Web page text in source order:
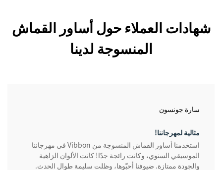
شهادات العملاء حول أساور القماش
المنسوجة لدينا
سارة جونسون
مثالية لمهرجاننا!
استخدمنا أساور القماش المنسوجة من Vibbon في مهرجاننا
الموسيقي السنوي، وكانت رائجة جدًا! كانت الألوان الزاهية
والجودة ممتازة. ضيوفنا أحبّوها، وظلت سليمة طوال الحدث.